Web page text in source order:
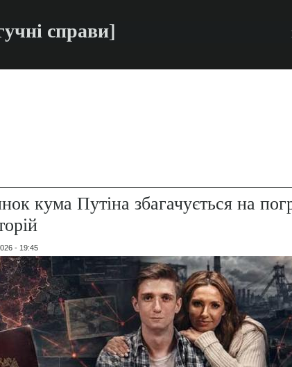
справи]
кума Путіна збагачується на
- 19:45